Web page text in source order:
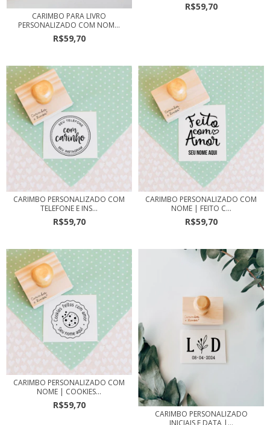
CARIMBO PARA LIVRO
PERSONALIZADO COM NOM...
R$59,70
R$59,70
CARIMBO PERSONALIZADO COM
TELEFONE E INS...
R$59,70
CARIMBO PERSONALIZADO COM
NOME | FEITO C...
R$59,70
CARIMBO PERSONALIZADO COM
NOME | COOKIES...
R$59,70
CARIMBO PERSONALIZADO
INICIAIS E DATA |...